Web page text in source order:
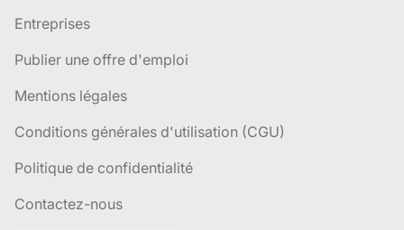
Entreprises
Publier une offre d'emploi
Mentions légales
Conditions générales d'utilisation (CGU)
Politique de confidentialité
Contactez-nous